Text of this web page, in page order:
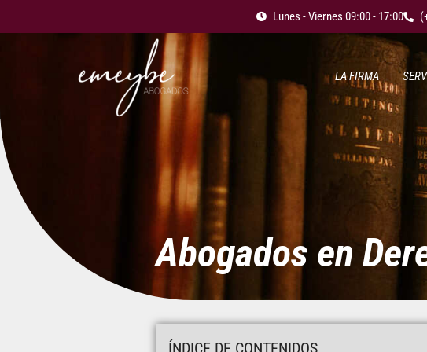
Lunes - Viernes 09:00 - 17:00
LA FIRMA
Abogados en
ÍNDICE DE CONTENIDOS